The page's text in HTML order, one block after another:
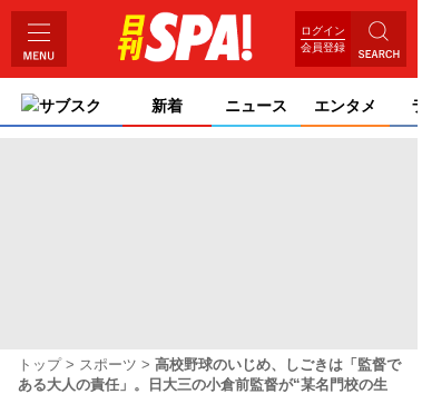
ログイン
会員登録
サブスク 新着 ニュース エンタメ
トップ スポーツ
高校野球のいじめ、しごきは「監督で
ある大人の責任」。日大三の小倉前監督が“某名門校の生